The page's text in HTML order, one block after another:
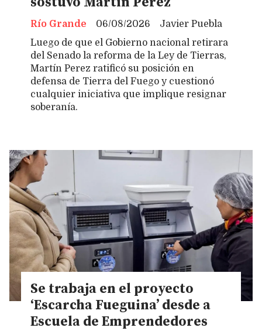
Javier Puebla
Río Grande
06/08/2026
Luego de que el Gobierno nacional retirara
del Senado la reforma de la Ley de Tierras,
Martín Perez ratificó su posición en
defensa de Tierra del Fuego y cuestionó
cualquier iniciativa que implique resignar
soberanía.
Se trabaja en el proyecto
‘Escarcha Fueguina’ desde a
Escuela de Emprendedores